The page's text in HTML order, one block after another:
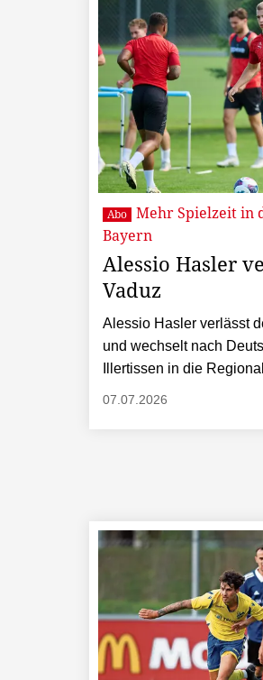
Abo Mehr Spielzeit in
Bayern
Alessio Hasler
Vaduz
Alessio Hasler verlässt
und wechselt nach
Illertissen in die
07.07.2026